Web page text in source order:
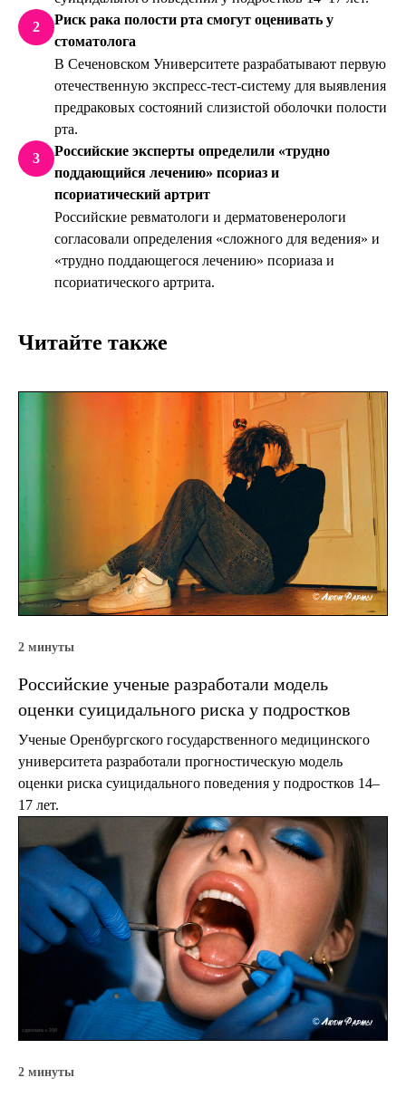
2
Риск рака полости рта смогут оценивать у
стоматолога
В Сеченовском Университете разрабатывают первую
отечественную экспресс-тест-систему для выявления
предраковых состояний слизистой оболочки полости
рта.
3
Российские эксперты определили «трудно
поддающийся лечению» псориаз и
псориатический артрит
Российские ревматологи и дерматовенерологи
согласовали определения «сложного для ведения» и
«трудно поддающегося лечению» псориаза и
псориатического артрита.
Читайте также
2 минуты
Российские ученые разработали модель
оценки суицидального риска у подростков
Ученые Оренбургского государственного медицинского
университета разработали прогностическую модель
оценки риска суицидального поведения у подростков 14–
17 лет.
2 минуты